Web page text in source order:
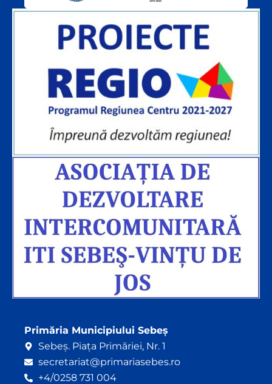
o
o
u
b
e
Primăria Municipiului Sebeș
Sebeș. Piața Primăriei, Nr. 1
secretariat@primariasebes.ro
+4/0258 731 004